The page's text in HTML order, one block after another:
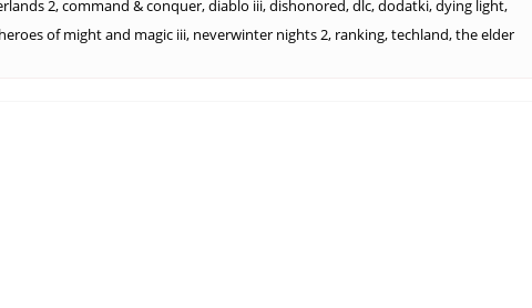
2,command & conquer,diablo iii,dishonored,dlc,dodatki,dying light,
heroes of might and magic iii, neverwinter nights 2, ranking,techland,the elder